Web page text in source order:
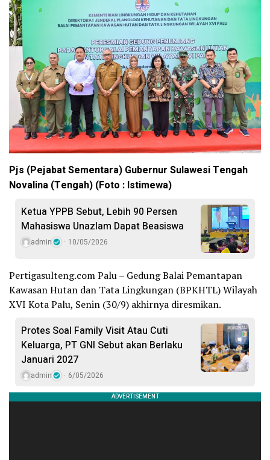
Pjs (Pejabat Sementara) Gubernur Sulawesi Tengah
Novalina (Tengah) (Foto : Istimewa)
Ketua YPPB Sebut, Lebih 90 Persen
Mahasiswa Unazlam Dapat Beasiswa
admin 10/05/2026
Pertigasulteng.com Palu – Gedung Balai Pemantapan
Kawasan Hutan dan Tata Lingkungan (BPKHTL) Wilayah
XVI Kota Palu, Senin (30/9) akhirnya diresmikan.
Protes Soal Family Visit Atau Cuti
Keluarga, PT GNI Sebut akan Berlaku
Januari 2027
admin 6/05/2026